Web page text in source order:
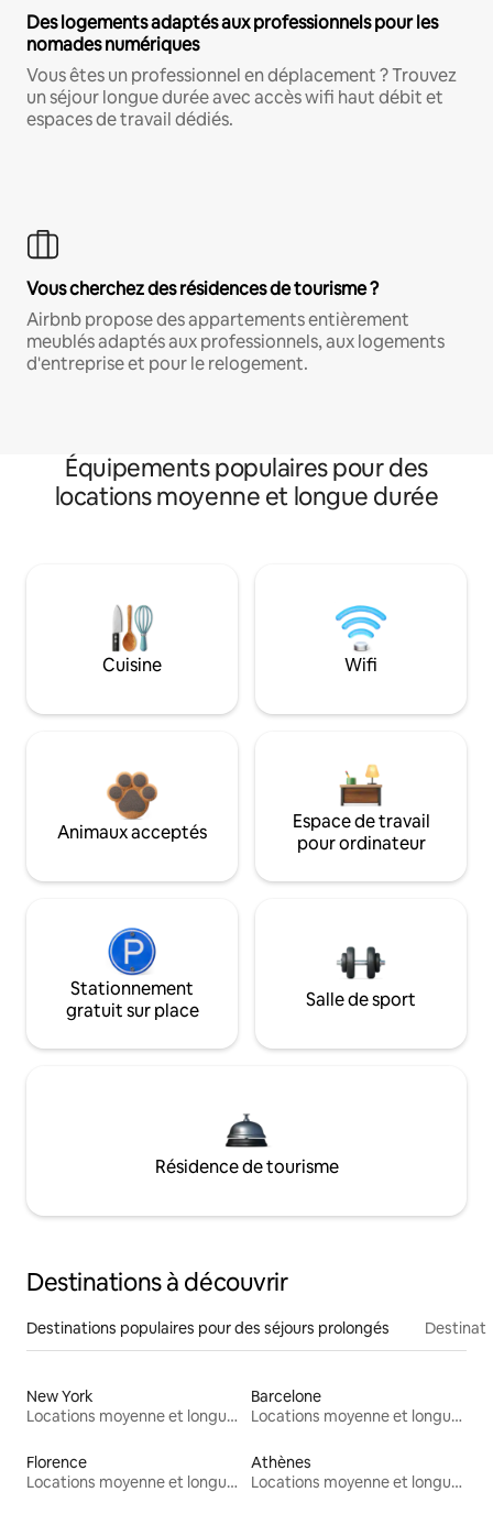
Des logements adaptés aux professionnels pour les
nomades numériques
Vous êtes un professionnel en déplacement ? Trouvez
un séjour longue durée avec accès wifi haut débit et
espaces de travail dédiés.
Vous cherchez des résidences de tourisme ?
Airbnb propose des appartements entièrement
meublés adaptés aux professionnels, aux logements
d'entreprise et pour le relogement.
Équipements populaires pour des
locations moyenne et longue durée
Cuisine Wifi
Animaux acceptés
Espace de travail
pour ordinateur
Stationnement
gratuit sur place
Salle de sport
Résidence de tourisme
Destinations à découvrir
Destinations populaires pour des séjours prolongés
New York
Locations moyenne et longue durée
Barcelone
Locations moyenne et longue durée
Florence
Locations moyenne et longue durée
Athènes
Locations moyenne et longue durée